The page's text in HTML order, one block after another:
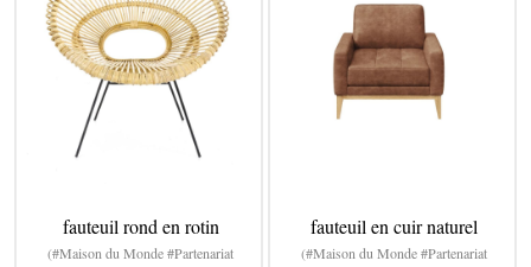
fauteuil rond en rotin
(#Maison du Monde #Partenariat
fauteuil en cuir naturel
(#Maison du Monde #Partenariat